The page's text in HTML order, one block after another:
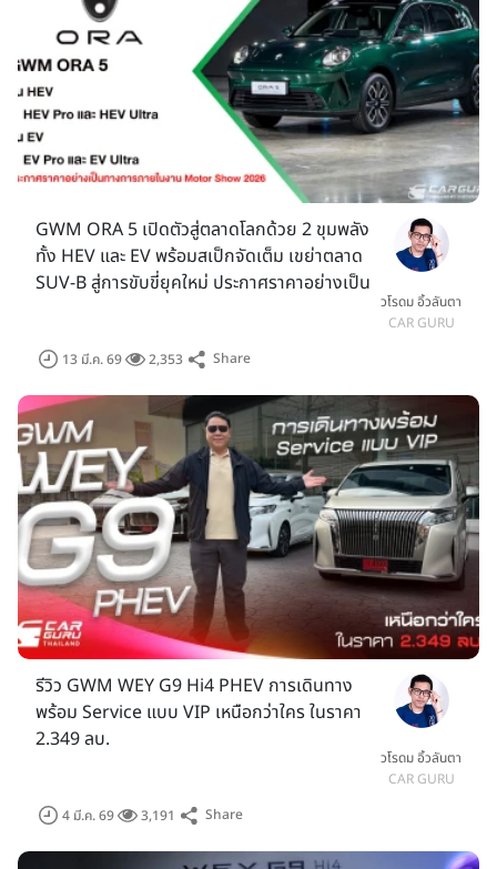
GWM ORA 5 เปิดตัวสู่ตลาดโลกด้วย 2 ขุมพลัง
ทั้ง HEV และ EV พร้อมสเป็กจัดเต็ม เขย่าตลาด
SUV-B สู่การขับขี่ยุคใหม่ ประกาศราคาอย่างเป็น
วโรดม อิ้วลันตา
CAR GURU
13 มี.ค. 69
2,353 Share
รีวิว GWM WEY G9 Hi4 PHEV การเดินทาง
พร้อม Service แบบ VIP เหนือกว่าใคร ในราคา
2.349 ลบ.
วโรดม อิ้วลันตา
CAR GURU
4 มี.ค. 69
3,191 Share